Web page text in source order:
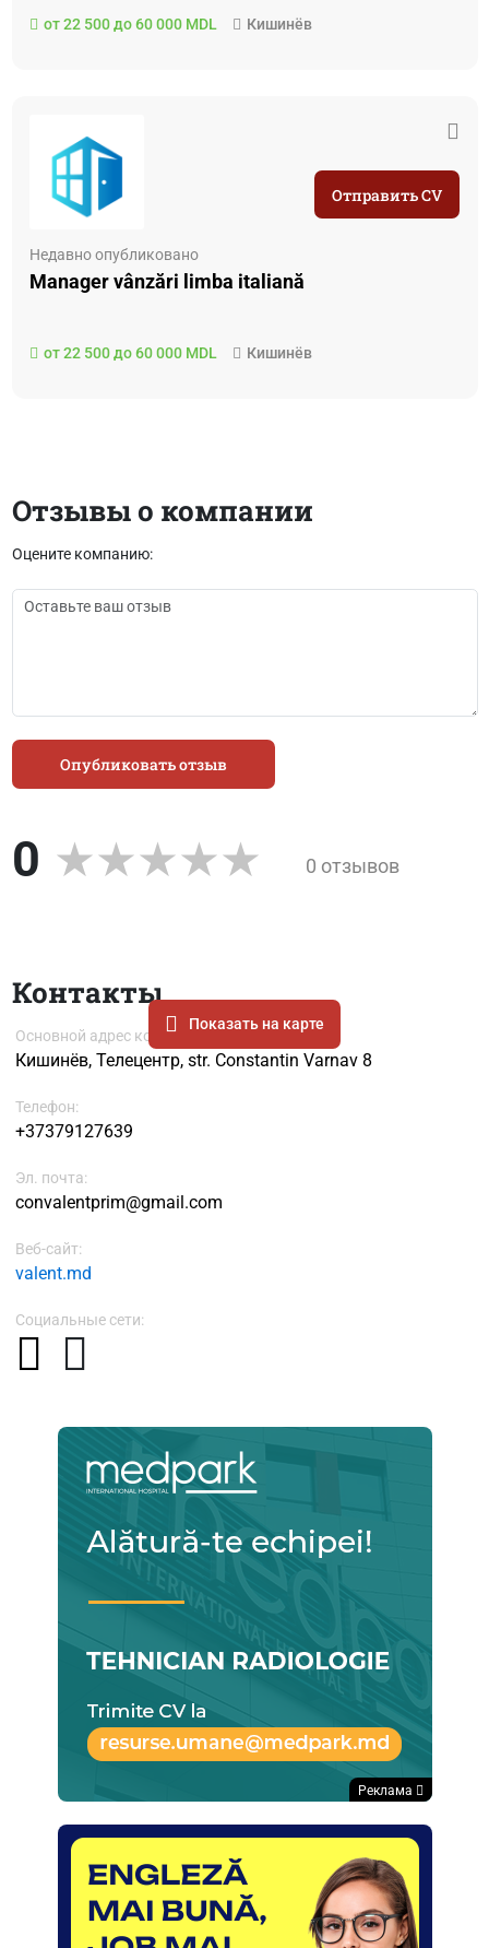
от 22 500 до 60 000 MDL Кишинёв
Недавно опубликовано
Manager vânzări limba italiană
от 22 500 до 60 000 MDL Кишинёв
Отправить CV
Отзывы о компании
Оцените компанию:
Опубликовать отзыв
0 0 отзывов
Контакты
Показать на карте
Основной адрес компании
Кишинёв, Телецентр, str. Constantin Varnav 8
Телефон:
+37379127639
Эл. почта:
convalentprim@gmail.com
Веб-сайт:
valent.md
Социальные сети:
Реклама